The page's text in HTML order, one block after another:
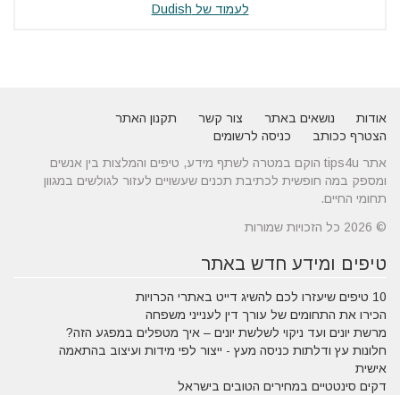
לעמוד של Dudish
אודות נושאים באתר צור קשר
תקנון האתר
הצטרף ככותב
כניסה לרשומים
אתר tips4u הוקם במטרה לשתף מידע, טיפים והמלצות בין אנשים
ומספק במה חופשית לכתיבת תכנים שעשויים לעזור לגולשים במגוון
תחומי החיים.
© 2026 כל הזכויות שמורות
טיפים ומידע חדש באתר
10 טיפים שיעזרו לכם להשיג דייט באתרי הכרויות
הכירו את התחומים של עורך דין לענייני משפחה
מרשת יונים ועד ניקוי לשלשת יונים – איך מטפלים במפגע הזה?
חלונות עץ ודלתות כניסה מעץ - ייצור לפי מידות ועיצוב בהתאמה
אישית
דקים סינטטיים במחירים הטובים בישראל